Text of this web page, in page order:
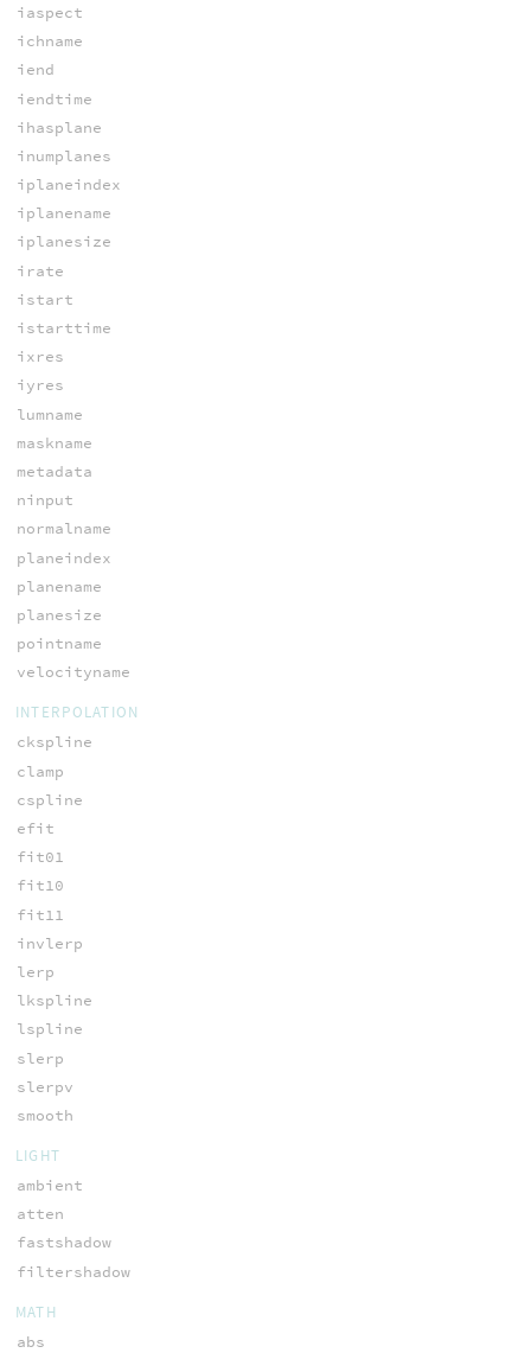
iaspect
ichname
iend
iendtime
ihasplane
inumplanes
iplaneindex
iplanename
iplanesize
irate
istart
istarttime
ixres
iyres
lumname
maskname
metadata
ninput
normalname
planeindex
planename
planesize
pointname
velocityname
INTERPOLATION
ckspline
clamp
cspline
efit
fit01
fit10
fit11
invlerp
lerp
lkspline
lspline
slerp
slerpv
smooth
LIGHT
ambient
atten
fastshadow
filtershadow
MATH
abs